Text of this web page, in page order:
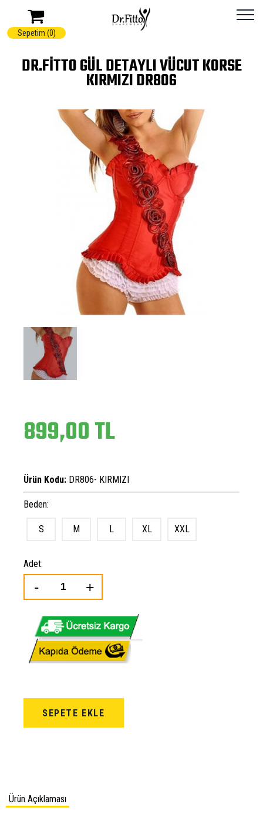
Sepetim (0)
DR.FITTO GÜL DETAYLI VÜCUT KORSE
KIRMIZI DR806
899,00 TL
Ürün Kodu: DR806- KIRMIZI
Beden:
S M L XL XXL
Adet:
SEPETE EKLE
Ürün Açıklaması